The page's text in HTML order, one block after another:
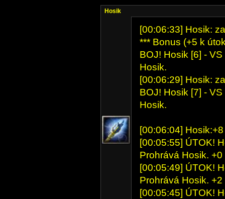
Hosik
[00:06:33] Hosik:
*** Bonus (+5 k
BOJ! Hosik [6] -
Hosik.
[00:06:29] Hosik:
BOJ! Hosik [7] -
Hosik.
[00:06:04]
[00:05:55] ÚTOK!
Prohrává Hosik. +0
[00:05:49] ÚTOK!
Prohrává Hosik. +2
[00:05:45] ÚTOK!